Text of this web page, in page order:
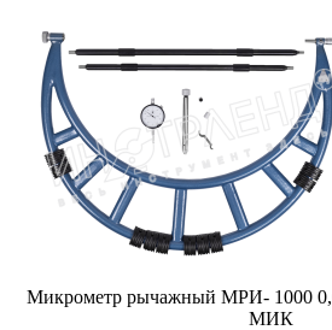
Микрометр рычажный МРИ- 1000
МИК